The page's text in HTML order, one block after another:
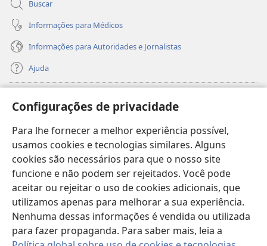
Configurações de privacidade
Para lhe fornecer a melhor experiência possível,
usamos cookies e tecnologias similares. Alguns
cookies são necessários para que o nosso site
funcione e não podem ser rejeitados. Você pode
aceitar ou rejeitar o uso de cookies adicionais, que
utilizamos apenas para melhorar a sua experiência.
Nenhuma dessas informações é vendida ou utilizada
para fazer propaganda. Para saber mais, leia a
Buscar
Informações para Médicos
Informações para Autoridades e Jornalistas
Ajuda
(abre
nova
janela)
Biblioteca On-line da Torre de Vigia™
(abre
nova
janela)JW Hub
(abre
nova
janela)JW Library
Watchtower Library